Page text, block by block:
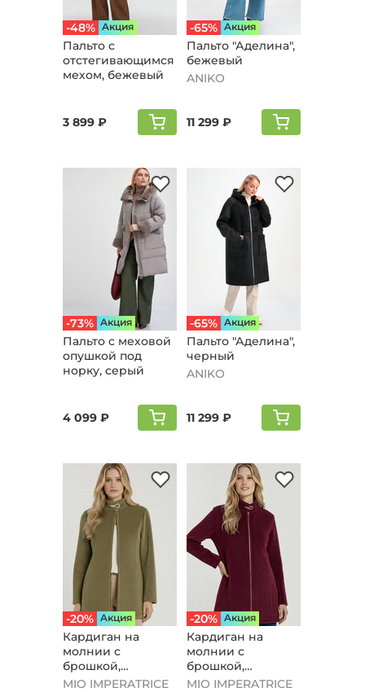
-48% Aкция
Пальто с
отстегивающимся
мехом, бежевый
3 899 ₽
-65% Aкция
Пальто "Аделина",
бежевый
ANIKO
11 299 ₽
-73% Aкция
Пальто с меховой
опушкой под
норку, серый
4 099 ₽
-65% Aкция
Пальто "Аделина",
черный
ANIKO
11 299 ₽
-20% Aкция
Кардиган на
молнии с
брошкой,
оливковый
MIO IMPERATRICE
-20% Aкция
Кардиган на
молнии с
брошкой,
бордовый
MIO IMPERATRICE